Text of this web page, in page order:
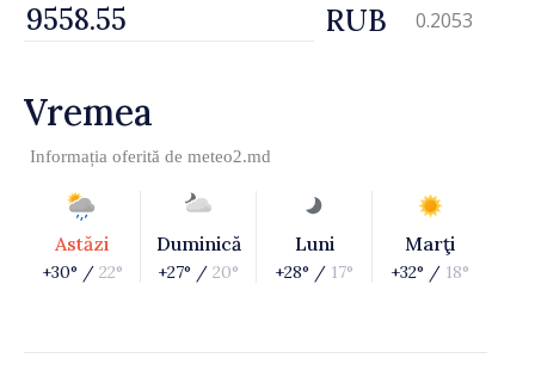
RUB 0.2053
Vremea
Informația oferită de meteo2.md
Astăzi
+30° / 22°
Duminică
+27° / 20°
Luni
+28° / 17°
Marţi
+32° / 18°